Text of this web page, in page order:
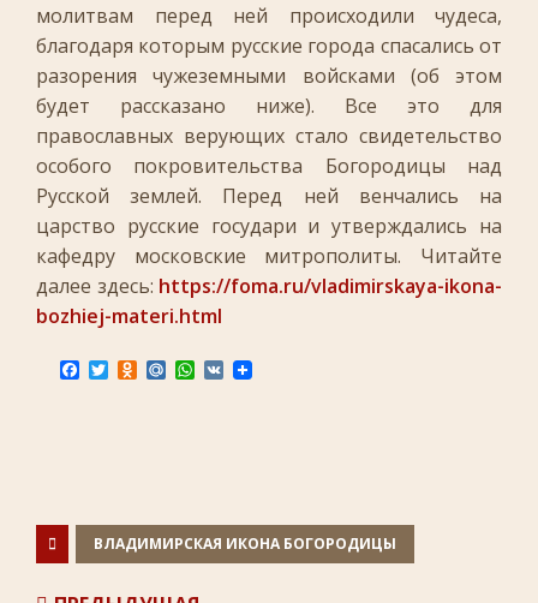
молитвам перед ней происходили чудеса,
благодаря которым русские города спасались от
разорения чужеземными войсками (об этом
будет рассказано ниже). Все это для
православных верующих стало свидетельство
особого покровительства Богородицы над
Русской землей. Перед ней венчались на
царство русские государи и утверждались на
кафедру московские митрополиты. Читайте
далее здесь: https://foma.ru/vladimirskaya-ikona-
bozhiej-materi.html
T O
s
n
i
M W V
ВЛАДИМИРСКАЯ ИКОНА БОГОРОДИЦЫ